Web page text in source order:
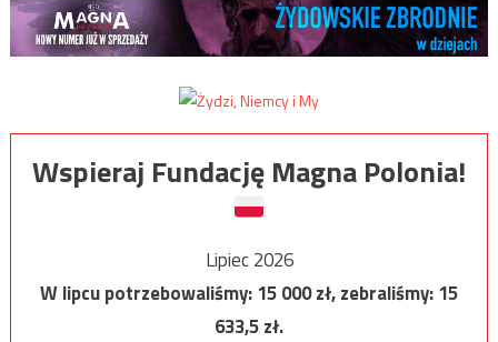
Wspieraj Fundację Magna Polonia!
Lipiec 2026
W lipcu potrzebowaliśmy:15 000zł, zebraliśmy:15
633,5zł.